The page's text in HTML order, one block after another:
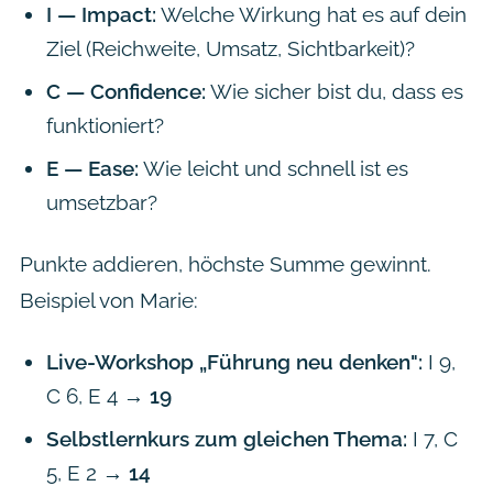
I — Impact: Welche Wirkung hat es auf dein
Ziel (Reichweite, Umsatz, Sichtbarkeit)?
C — Confidence: Wie sicher bist du, dass es
funktioniert?
E — Ease: Wie leicht und schnell ist es
umsetzbar?
Punkte addieren, höchste Summe gewinnt.
Beispiel von Marie:
Live-Workshop „Führung neu denken": I 9,
C 6, E 4 → 19
Selbstlernkurs zum gleichen Thema: I 7, C
5, E 2 → 14